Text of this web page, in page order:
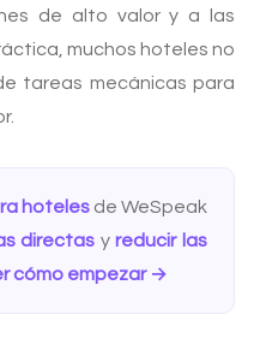
de alto valor y a las
muchos hoteles no
tareas mecánicas para
hotelesde WeSpeak
directas yreducir las
cómo empezar →